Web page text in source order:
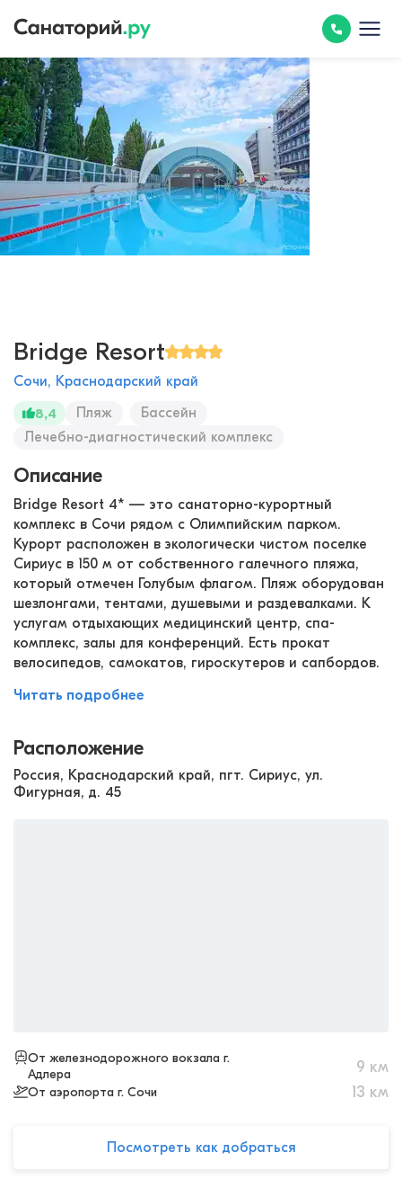
Bridge Resort
Сочи, Краснодарский край
8,4
Пляж
Бассейн
Лечебно-диагностический комплекс
Описание
Bridge Resort 4* — это санаторно-курортный
комплекс в Сочи рядом с Олимпийским парком.
Курорт расположен в экологически чистом поселке
Сириус в 150 м от собственного галечного пляжа,
который отмечен Голубым флагом. Пляж оборудован
шезлонгами, тентами, душевыми и раздевалками. К
услугам отдыхающих медицинский центр, спа-
комплекс, залы для конференций. Есть прокат
велосипедов, самокатов, гироскутеров и сапбордов.
Читать подробнее
Расположение
Россия, Краснодарский край, пгт. Сириус, ул.
Фигурная, д. 45
От железнодорожного вокзала г.
Адлера
9 км
От аэропорта г. Сочи 13 км
Посмотреть как добраться